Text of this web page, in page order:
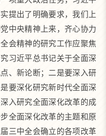
提出了明确要求，我们上
中央精神上来，齐心协力
会精神的研究工作应聚焦
习近平总书记关于全面深
、新论断；二是要深入研
要深化研究新时代全面深
入研究全面深化改革的成
全面深化改革的主题和原
三中全会确立的各项改革